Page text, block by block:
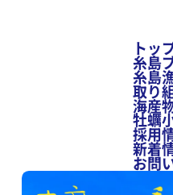
トッ
糸島
糸島
取り
海産
牡蠣
採用
新着
お問